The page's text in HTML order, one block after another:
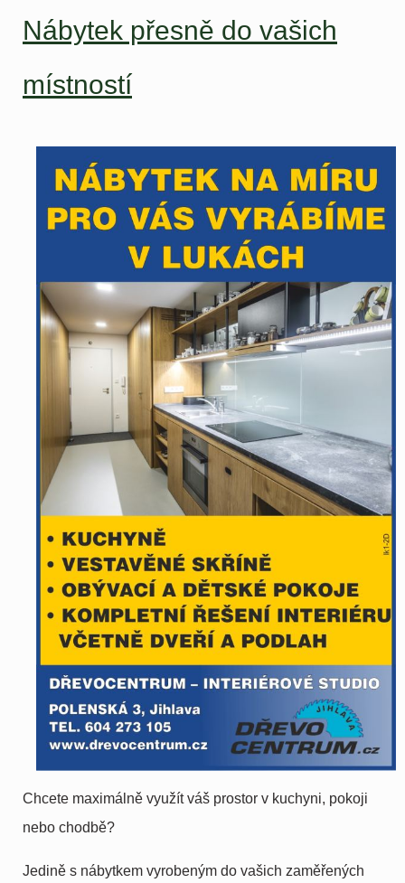
Nábytek přesně do vašich
místností
Chcete maximálně využít váš prostor v kuchyni, pokoji
nebo chodbě?
Jedině s nábytkem vyrobeným do vašich zaměřených